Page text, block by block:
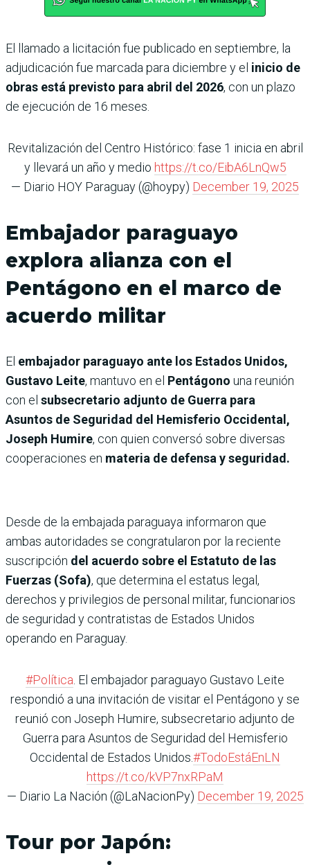
El llamado a licitación fue publicado en septiembre, la
adjudicación fue marcada para diciembre y el inicio de
obras está previsto para abril del 2026, con un plazo
de ejecución de 16 meses.
Revitalización del Centro Histórico: fase 1 inicia en abril
y llevará un año y medio https://t.co/EibA6LnQw5
— Diario HOY Paraguay (@hoypy) December 19, 2025
Embajador paraguayo
explora alianza con el
Pentágono en el marco de
acuerdo militar
El embajador paraguayo ante los Estados Unidos,
Gustavo Leite, mantuvo en el Pentágono una reunión
con el subsecretario adjunto de Guerra para
Asuntos de Seguridad del Hemisferio Occidental,
Joseph Humire, con quien conversó sobre diversas
cooperaciones en materia de defensa y seguridad.
Desde de la embajada paraguaya informaron que
ambas autoridades se congratularon por la reciente
suscripción del acuerdo sobre el Estatuto de las
Fuerzas (Sofa), que determina el estatus legal,
derechos y privilegios de personal militar, funcionarios
de seguridad y contratistas de Estados Unidos
operando en Paraguay.
#Política . El embajador paraguayo Gustavo Leite
respondió a una invitación de visitar el Pentágono y se
reunió con Joseph Humire, subsecretario adjunto de
Guerra para Asuntos de Seguridad del Hemisferio
Occidental de Estados Unidos.#TodoEstáEnLN
https://t.co/kVP7nxRPaM
— Diario La Nación (@LaNacionPy) December 19, 2025
Tour por Japón: